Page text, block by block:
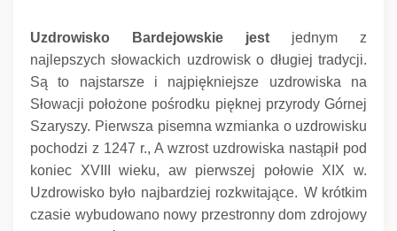
Uzdrowisko Bardejowskie jest jednym z
najlepszych słowackich uzdrowisk o długiej tradycji.
Są to najstarsze i najpiękniejsze uzdrowiska na
Słowacji położone pośrodku pięknej przyrody Górnej
Szaryszy. Pierwsza pisemna wzmianka o uzdrowisku
pochodzi z 1247 r., A wzrost uzdrowiska nastąpił pod
koniec XVIII wieku, aw pierwszej połowie XIX w.
Uzdrowisko było najbardziej rozkwitające. W krótkim
czasie wybudowano nowy przestronny dom zdrojowy